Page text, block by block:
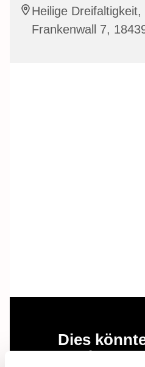
Heilige Dreifaltigkeit,
Frankenwall 7,
Dies